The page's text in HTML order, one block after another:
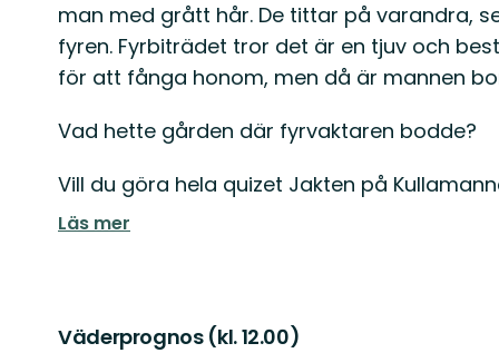
man med grått hår. De tittar på varandra,
fyren. Fyrbiträdet tror det är en tjuv och
för att fånga honom, men då är mannen
Vad hette gården där fyrvaktaren bodde?
Vill du göra hela quizet Jakten på
Läs mer
Väderprognos (kl. 12.00)